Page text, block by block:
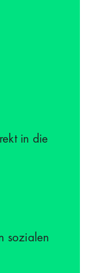
ganzen Tag ​–
in die
sozialen